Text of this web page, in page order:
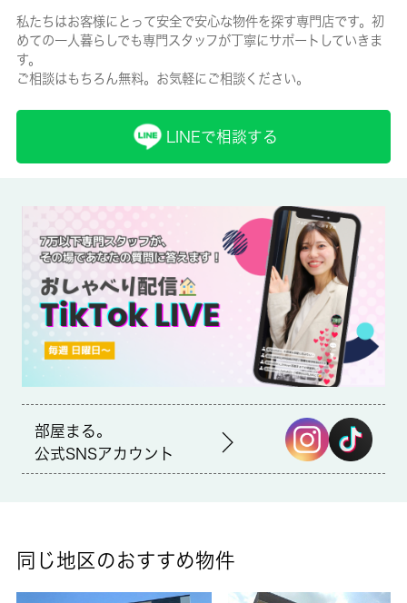
賃貸区分/契約期間
一般/2年
取引形態
仲介
備考
ります。造りとデザインに関して、自信をもって情報を提供でき
るマンションです。当物件は空家ですので、内覧もスムーズで
す。角部屋は隣接する住戸が少ないので、隣人との騒音トラブル
のリスクが下がります。当社は青梅市に密着しており、多種多様
な賃貸住宅情報をお取り扱いしております。ご希望の条件がござ
いましたら、当社へお問い合わせ下さい。賃貸保証料 月々５０
私たちはお客様にとって安全で安心な物件を探す専門店です。初
めての一人暮らしでも専門スタッフが丁寧にサポートしていきま
す。
ご相談はもちろん無料。お気軽にご相談ください。
LINEで相談する
部屋まる。
公式SNSアカウント
同じ地区のおすすめ物件